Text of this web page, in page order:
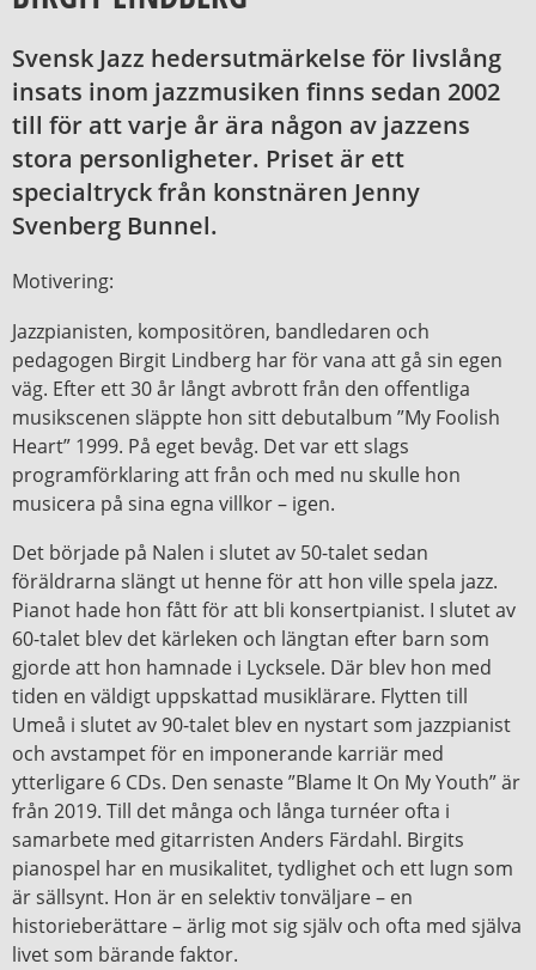
Svensk Jazz hedersutmärkelse för livslång
insats inom jazzmusiken finns sedan 2002
till för att varje år ära någon av jazzens
stora personligheter. Priset är ett
specialtryck från konstnären Jenny
Svenberg Bunnel.
Motivering:
Jazzpianisten, kompositören, bandledaren och
pedagogen Birgit Lindberg har för vana att gå sin egen
väg. Efter ett 30 år långt avbrott från den offentliga
musikscenen släppte hon sitt debutalbum ”My Foolish
Heart” 1999. På eget bevåg. Det var ett slags
programförklaring att från och med nu skulle hon
musicera på sina egna villkor – igen.
Det började på Nalen i slutet av 50-talet sedan
föräldrarna slängt ut henne för att hon ville spela jazz.
Pianot hade hon fått för att bli konsertpianist. I slutet av
60-talet blev det kärleken och längtan efter barn som
gjorde att hon hamnade i Lycksele. Där blev hon med
tiden en väldigt uppskattad musiklärare. Flytten till
Umeå i slutet av 90-talet blev en nystart som jazzpianist
och avstampet för en imponerande karriär med
ytterligare 6 CDs. Den senaste ”Blame It On My Youth” är
från 2019. Till det många och långa turnéer ofta i
samarbete med gitarristen Anders Färdahl. Birgits
pianospel har en musikalitet, tydlighet och ett lugn som
är sällsynt. Hon är en selektiv tonväljare – en
historieberättare – ärlig mot sig själv och ofta med själva
livet som bärande faktor.